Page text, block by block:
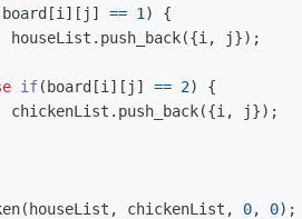
board [i ][ j ] == 1 )
{
houseList . push_back({i , j});
if( board [i ][ j ] == 2)
{
chickenList . push_back({i , j});
( houseList , chickenList , 0, 0);